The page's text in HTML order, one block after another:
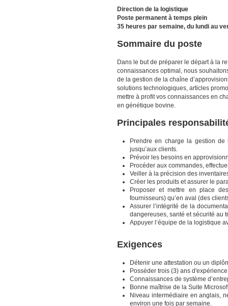
Direction de la logistique
Poste permanent à temps plein
35 heures par semaine, du lundi au
Sommaire du poste
Dans le but de préparer le départ à la
connaissances optimal, nous
de la gestion de la chaîne
solutions technologiques, articles
mettre à profit vos connaissances en
en génétique bovine.
Principales
Prendre en charge la gestion de
jusqu’aux clients.
Prévoir les besoins en
Procéder aux commandes,
Veiller à la précision des
Créer les produits et assurer le
Proposer et mettre en place
fournisseurs) qu’en aval (des
Assurer l’intégrité de la
dangereuses, santé et sécurité au
Appuyer l’équipe de la logistique
Exigences
Détenir une attestation ou un
Posséder trois (3) ans
Connaissances de système
Bonne maîtrise de la Suite
Niveau intermédiaire en anglais,
environ une fois par semaine.